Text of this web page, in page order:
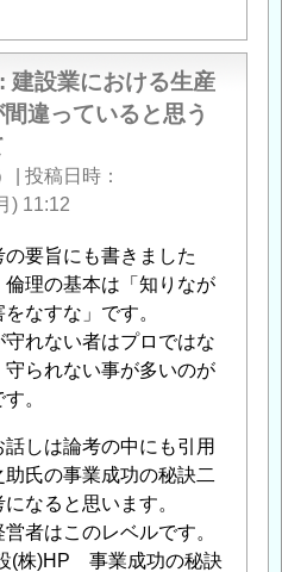
建設業における生産
違っていると思う
投稿日時
) 11:12
の要旨にも書きました
倫理の基本は「知りなが
をなすな」です。
れない者はプロではな
守られない事が多いのが
。
話しは論考の中にも引用
助氏の事業成功の秘訣二
なると思います。
者はこのレベルです。
(株)HP 事業成功の秘訣